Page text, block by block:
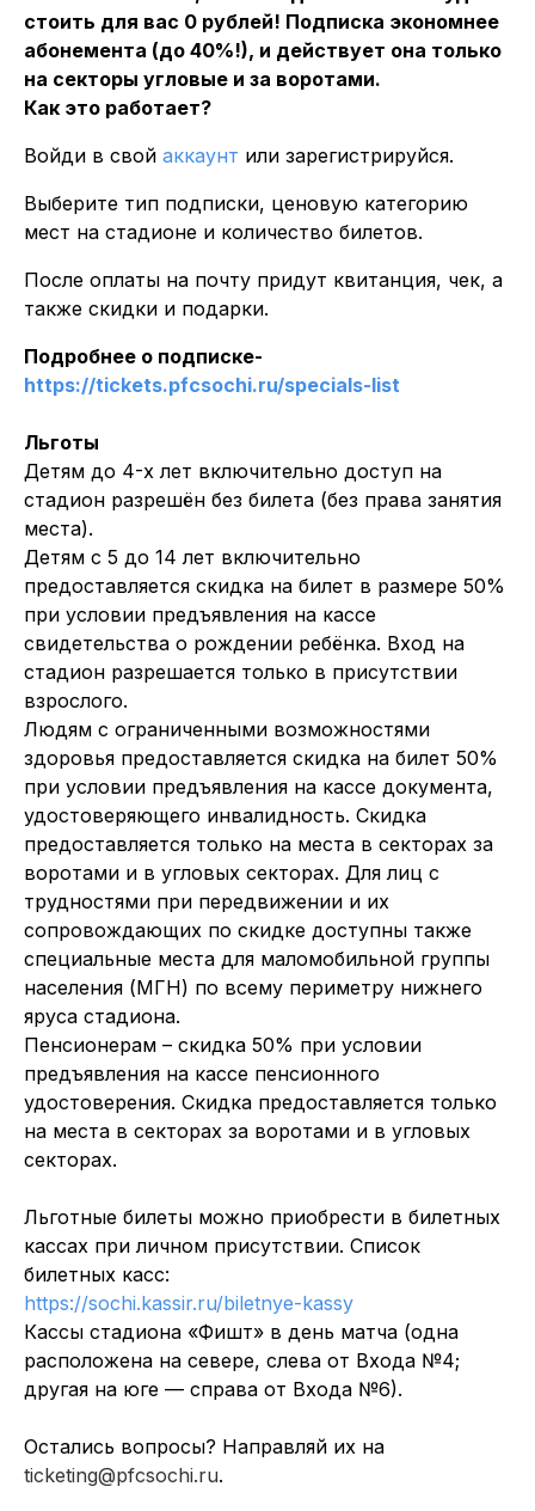
стоить для вас 0 рублей! Подписка экономнее
абонемента (до 40%!), и действует она только
на секторы угловые и за воротами.
Как это работает?
Войди в свой аккаунт или зарегистрируйся.
Выберите тип подписки, ценовую категорию
мест на стадионе и количество билетов.
После оплаты на почту придут квитанция, чек, а
также скидки и подарки.
Подробнее о подписке-
https://tickets.pfcsochi.ru/specials-list
Льготы
Детям до 4-х лет включительно доступ на
стадион разрешён без билета (без права занятия
места).
Детям с 5 до 14 лет включительно
предоставляется скидка на билет в размере 50%
при условии предъявления на кассе
свидетельства о рождении ребёнка. Вход на
стадион разрешается только в присутствии
взрослого.
Людям с ограниченными возможностями
здоровья предоставляется скидка на билет 50%
при условии предъявления на кассе документа,
удостоверяющего инвалидность. Скидка
предоставляется только на места в секторах за
воротами и в угловых секторах. Для лиц с
трудностями при передвижении и их
сопровождающих по скидке доступны также
специальные места для маломобильной группы
населения (МГН) по всему периметру нижнего
яруса стадиона.
Пенсионерам – скидка 50% при условии
предъявления на кассе пенсионного
удостоверения. Скидка предоставляется только
на места в секторах за воротами и в угловых
секторах.
Льготные билеты можно приобрести в билетных
кассах при личном присутствии. Список
билетных касс:
https://sochi.kassir.ru/biletnye-kassy
Кассы стадиона «Фишт» в день матча (одна
расположена на севере, слева от Входа №4;
другая на юге — справа от Входа №6).
Остались вопросы? Направляй их на
ticketing@pfcsochi.ru.